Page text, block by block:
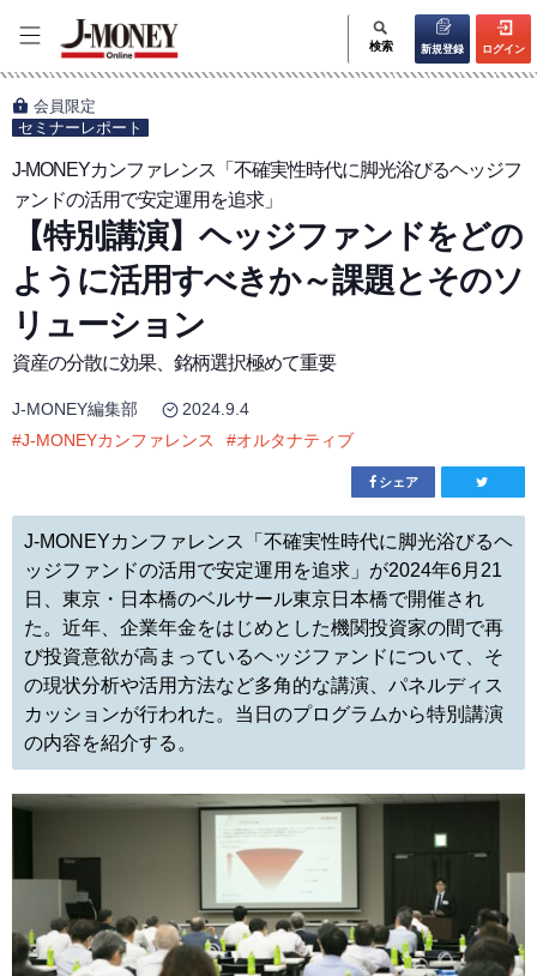
検索 新規登録 ログイン
会員限定
セミナーレポート
J-MONEYカンファレンス「不確実性時代に脚光浴びるヘッジフ
ァンドの活用で安定運用を追求」
【特別講演】ヘッジファンドをどの
ように活用すべきか～課題とそのソ
リューション
資産の分散に効果、銘柄選択極めて重要
J-MONEY編集部
2024.9.4
#J-MONEYカンファレンス #オルタナティブ
シェア
J-MONEYカンファレンス「不確実性時代に脚光浴びるヘ
ッジファンドの活用で安定運用を追求」が2024年6月21
日、東京・日本橋のベルサール東京日本橋で開催され
た。近年、企業年金をはじめとした機関投資家の間で再
び投資意欲が高まっているヘッジファンドについて、そ
の現状分析や活用方法など多角的な講演、パネルディス
カッションが行われた。当日のプログラムから特別講演
の内容を紹介する。